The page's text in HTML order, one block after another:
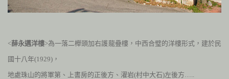
<薛永邁洋樓>為一落二櫸頭加右護龍疊樓，中西合璧的洋樓形式，建於民
國十八年(1929) ，
地處珠山的將軍第、上書房的正後方、濯岩(村中大石)左後方…..